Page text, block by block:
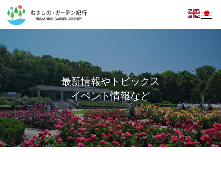
最新情報やトピックス
イベント情報など